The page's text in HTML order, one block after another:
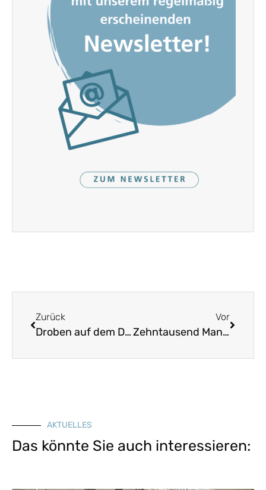
Zurück
Droben auf dem Dammersfeld
Vor
Zehntausend Mann, die zogen ins Manöver
AKTUELLES
Das könnte Sie auch interessieren: